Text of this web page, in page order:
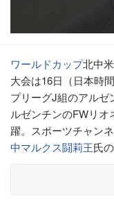
ワールドカップ北中
大会は16日（日本時
プリーグJ組のアル
ルゼンチンのFWリ
躍。スポーツチャン
中マルクス闘莉王氏